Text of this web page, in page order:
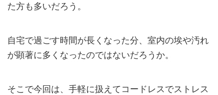
た方も多いだろう。
自宅で過ごす時間が長くなった分、室内の埃や汚れ
が顕著に多くなったのではないだろうか。
そこで今回は、手軽に扱えてコードレスでストレス